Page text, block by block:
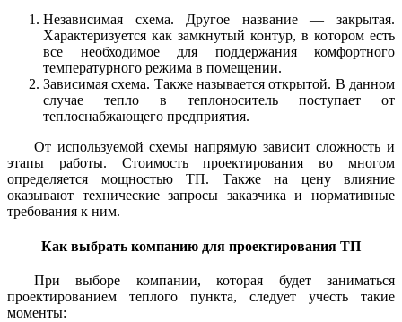
Независимая схема. Другое название — закрытая.
Характеризуется как замкнутый контур, в котором есть
все необходимое для поддержания комфортного
температурного режима в помещении.
Зависимая схема. Также называется открытой. В данном
случае тепло в теплоноситель поступает от
теплоснабжающего предприятия.
От используемой схемы напрямую зависит сложность и
этапы работы. Стоимость проектирования во многом
определяется мощностью ТП. Также на цену влияние
оказывают технические запросы заказчика и нормативные
требования к ним.
Как выбрать компанию для проектирования ТП
При выборе компании, которая будет заниматься
проектированием теплого пункта, следует учесть такие
моменты: